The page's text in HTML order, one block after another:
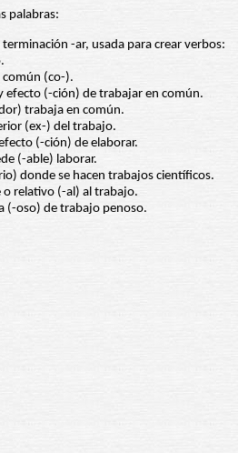
palabras:
terminación -ar, usada para crear verbos:
común (co-).
efecto (-ción) de trabajar en común.
trabaja en común.
(ex-) del trabajo.
(-ción) de elaborar.
(-able) laborar.
donde se hacen trabajos científicos.
o relativo (-al) al trabajo.
(-oso) de trabajo penoso.